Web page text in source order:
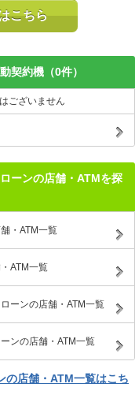
こちら
契約機（0件）
ございません
ーンの店舗・ATMを探
・ATM一覧
ATM一覧
ーンの店舗・ATM一覧
ンの店舗・ATM一覧
の店舗・ATM一覧はこち